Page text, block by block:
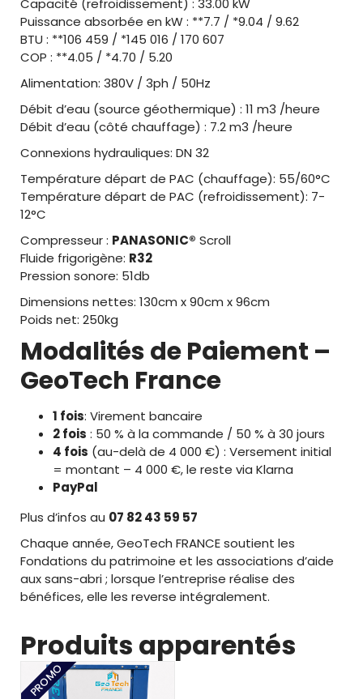
Capacité (refroidissement) : 33.00 kW
Puissance absorbée en kW : **7.7 / *9.04 / 9.62
BTU : **106 459 / *145 016 / 170 607
COP : **4.05 / *4.70 / 5.20
Alimentation: 380V / 3ph / 50Hz
Débit d’eau (source géothermique) : 11 m3 /heure
Débit d’eau (côté chauffage) : 7.2 m3 /heure
Connexions hydrauliques: DN 32
Température départ de PAC (chauffage): 55/60°C
Température départ de PAC (refroidissement): 7-
12°C
Compresseur : PANASONIC® Scroll
Fluide frigorigène: R32
Pression sonore: 51db
Dimensions nettes: 130cm x 90cm x 96cm
Poids net: 250kg
Modalités de Paiement –
GeoTech France
1 fois: Virement bancaire
2 fois : 50 % à la commande / 50 % à 30 jours
4 fois (au-delà de 4 000 €) : Versement initial
= montant – 4 000 €, le reste via Klarna
PayPal
Plus d’infos au 07 82 43 59 57
Chaque année, GeoTech FRANCE soutient les
Fondations du patrimoine et les associations d’aide
aux sans-abri ; lorsque l’entreprise réalise des
bénéfices, elle les reverse intégralement.
Produits apparentés
PROMO